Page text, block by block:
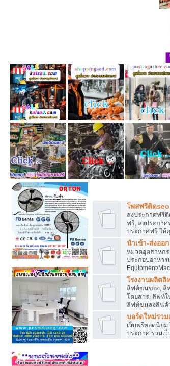
โพสฟรีติด
ลงประกาศฟรี
ฟรี, ลงประกา
ประกาศฟรี ให้
นำเข้า-ส่งออ
หมวดอุตสาหกร
ประกอบอาหาร
Equipment/
โรงงานผลิต
ลิฟต์ขนของ, ลิ
โดยสาร, ลิฟท์ใ
ลิฟท์ขนส่งสินค้
บอร์ดใหม่รวม
เว็บฟรียอดนิย
ประกาศ รวมเ